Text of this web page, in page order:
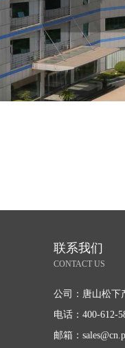
联系我们
CONTACT US
公司： 唐山松下
电话： 400-612-
邮箱：